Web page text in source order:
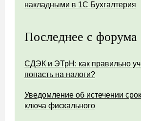
накладными в 1С Бухгалтерия
Последнее с форума
СДЭК и ЭТрН: как правильно
попасть на налоги?
Уведомление об истечении
ключа фискального